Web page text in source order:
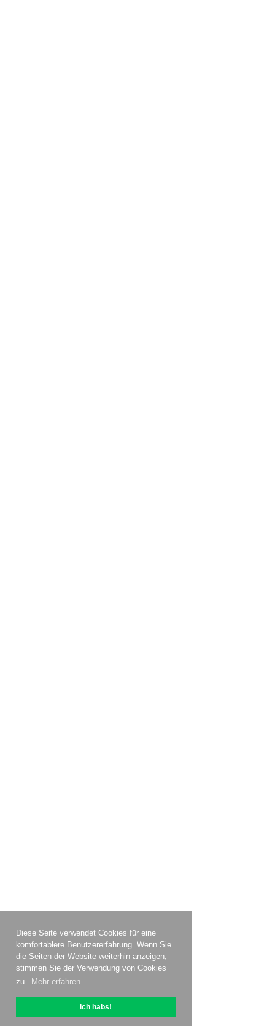
Diese Seite verwendet Cookies für eine
komfortablere Benutzererfahrung. Wenn Sie
die Seiten der Website weiterhin anzeigen,
stimmen Sie der Verwendung von Cookies
zu.
Mehr erfahren
Ich habs!